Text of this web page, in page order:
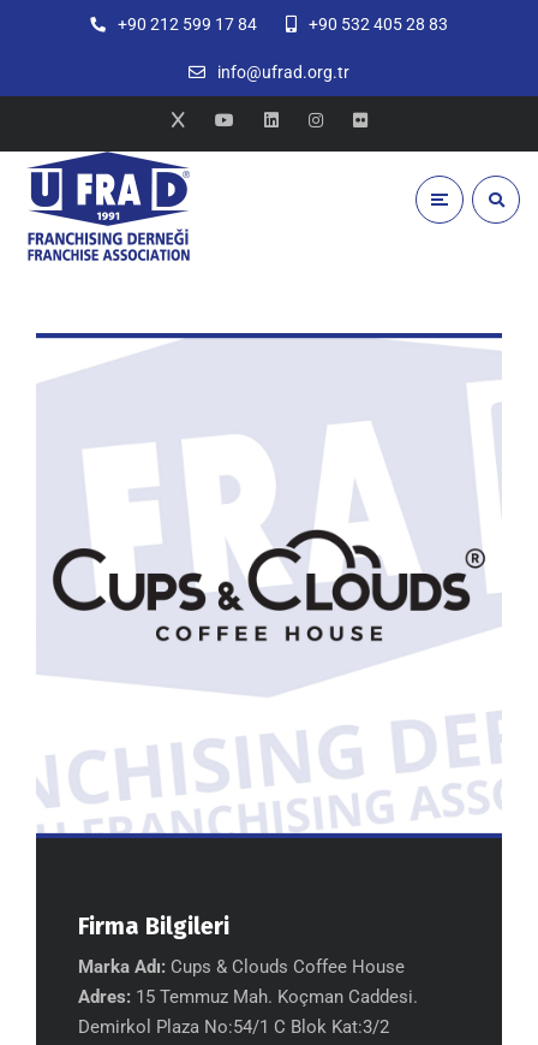
+90 212 599 17 84 +90 532 405 28 83
info@ufrad.org.tr
Firma Bilgileri
Marka Adı: Cups & Clouds Coffee House
Adres: 15 Temmuz Mah. Koçman Caddesi.
Demirkol Plaza No:54/1 C Blok Kat:3/2